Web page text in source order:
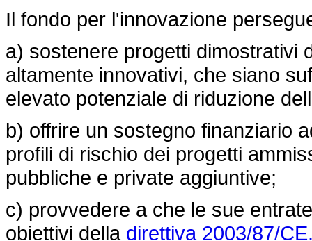
Il fondo per l'innovazione
a) sostenere progetti dimostrativi
altamente innovativi, che siano
elevato potenziale di riduzione
b) offrire un sostegno finanziario
profili di rischio dei progetti
pubbliche e private aggiuntive;
c) provvedere a che le sue
obiettivi della direttiva 2003/87/